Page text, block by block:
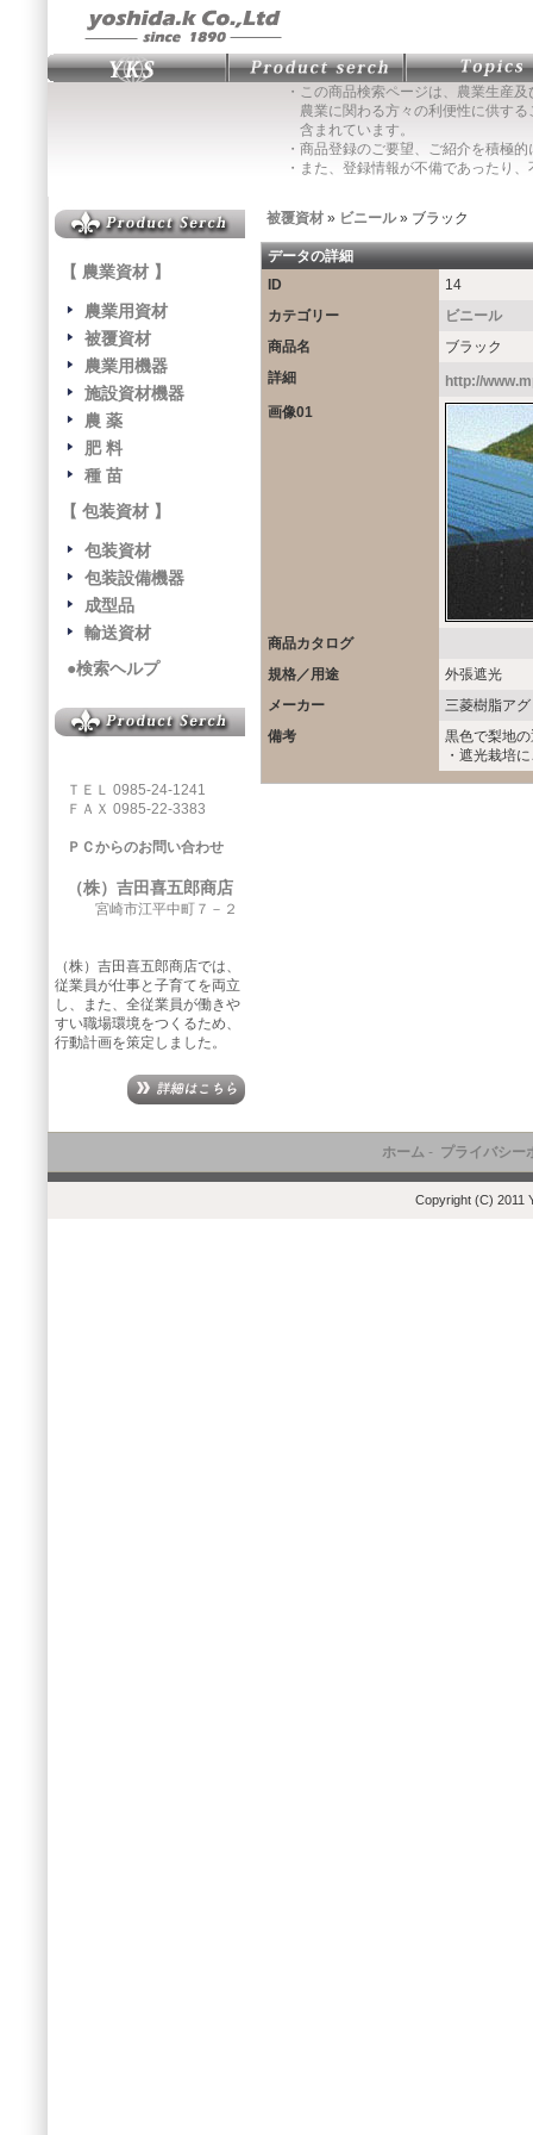
・この商品検索ページは、農業生産
農業に関わる方々の利便性に供する
含まれています。
・商品登録のご要望、ご紹介を積極
・また、登録情報が不備であったり
【 農業資材 】
農業用資材
被覆資材
農業用機器
施設資材機器
農 薬
肥 料
種 苗
【 包装資材 】
包装資材
包装設備機器
成型品
輸送資材
●検索ヘルプ
ＴＥＬ 0985-24-1241
ＦＡＸ 0985-22-3383
ＰＣからのお問い合わせ
（株）吉田喜五郎商店
宮崎市江平中町７－２
（株）吉田喜五郎商店では、
従業員が仕事と子育てを両立
し、また、全従業員が働きや
すい職場環境をつくるため、
行動計画を策定しました。
被覆資材 » ビニール» ブラック
データの詳細
ID
14
カテゴリー
ビニール
商品名
ブラック
詳細
http://
画像01
商品カタログ
規格／用途
外張遮光
メーカー
三菱樹脂ア
備考
黒色で梨地
・遮光栽培
ホーム- プライバシー
Copyright (C) 2011